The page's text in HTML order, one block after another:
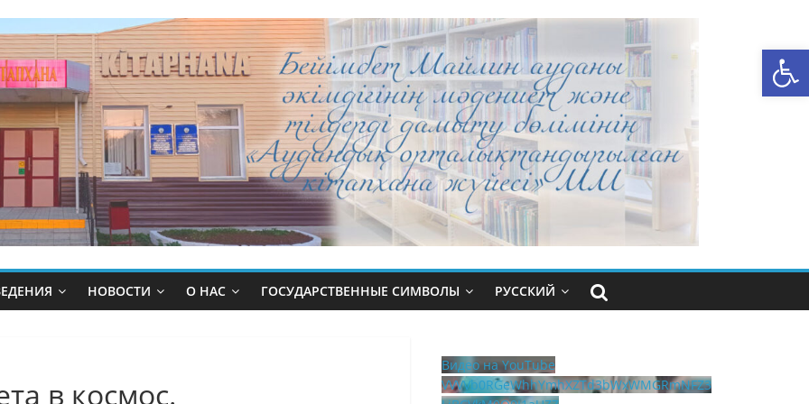
Открыть панель инструментов
НОВОСТИ О НАС ГОСУДАРСТВЕННЫЕ СИМВОЛЫ РУССКИЙ
в космос.
Видео на YouTube
VVVVb0RGeWhhYmhXZTd3bWxWMGRmNFZ3